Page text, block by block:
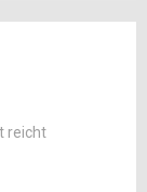
reicht